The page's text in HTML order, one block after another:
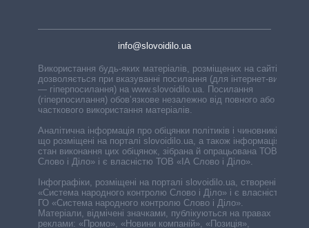
info@slovoidilo.ua
Використання будь-яких матеріалів, розміщених на сайті,
дозволяється при вказуванні посилання (для інтернет-видань
— гіперпосилання) на www.slovoidilo.ua. Посилання
(гіперпосилання) обов’язкове незалежно від повного або
часткового використання матеріалів.
Аналітична інформація про обіцянки політиків і чиновників,
що розміщені на порталі slovoidilo.ua, а також інформація про
стан виконання цих обіцянок, зібрана й опрацьована ТОВ «ІА
Слово і Діло» і є власністю ТОВ «ІА Слово і Діло».
Інфографіки, розміщені на порталі slovoidilo.ua, створені ГО
«Система народного контролю Слово і Діло» і є власністю
ГО «Система народного контролю Слово і Діло».
Матеріали, відмічені значками, публікуються на правах
реклами: «Промо», «Новини компаній», «Позиція»,